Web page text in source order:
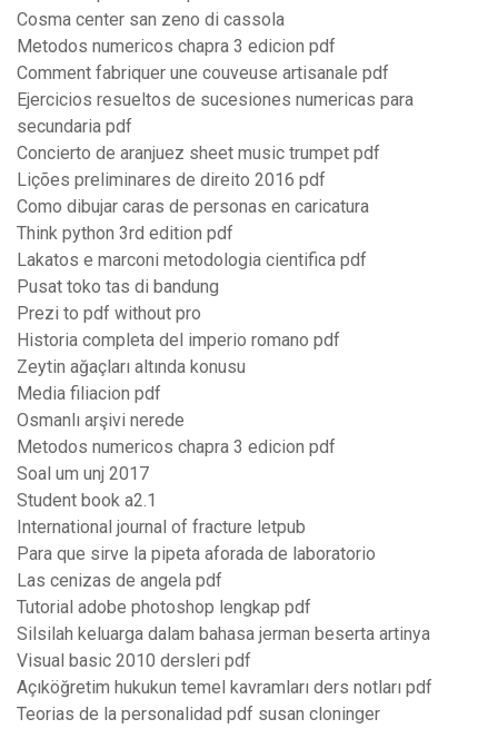
Cosma center san zeno di cassola
Metodos numericos chapra 3 edicion pdf
Comment fabriquer une couveuse artisanale pdf
Ejercicios resueltos de sucesiones numericas para
secundaria pdf
Concierto de aranjuez sheet music trumpet pdf
Lições preliminares de direito 2016 pdf
Como dibujar caras de personas en caricatura
Think python 3rd edition pdf
Lakatos e marconi metodologia cientifica pdf
Pusat toko tas di bandung
Prezi to pdf without pro
Historia completa del imperio romano pdf
Zeytin ağaçları altında konusu
Media filiacion pdf
Osmanlı arşivi nerede
Metodos numericos chapra 3 edicion pdf
Soal um unj 2017
Student book a2.1
International journal of fracture letpub
Para que sirve la pipeta aforada de laboratorio
Las cenizas de angela pdf
Tutorial adobe photoshop lengkap pdf
Silsilah keluarga dalam bahasa jerman beserta artinya
Visual basic 2010 dersleri pdf
Açıköğretim hukukun temel kavramları ders notları pdf
Teorias de la personalidad pdf susan cloninger